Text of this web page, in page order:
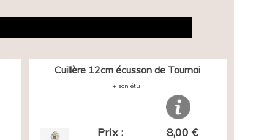
Cuillère 12cm écusson de Tournai
+ son étui
Prix : 8,00 €